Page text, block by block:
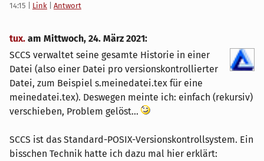
14:15 Link Antwort
tux. am Mittwoch, 24. März 2021:
SCCS verwaltet seine gesamte Historie in einer
Datei (also einer Datei pro versionskontrollierter
Datei, zum Beispiel s.meinedatei.tex für eine
meinedatei.tex). Deswegen meinte ich: einfach (rekursiv)
verschieben, Problem gelöst...
SCCS ist das Standard-POSIX-Versionskontrollsystem. Ein
bisschen Technik hatte ich dazu mal hier erklärt: